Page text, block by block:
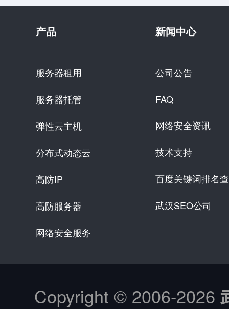
产品
服务器租用
服务器托管
弹性云主机
分布式动态云
高防IP
高防服务器
网络安全服务
新闻中心
公司公告
FAQ
网络安全资讯
技术支持
百度关键词排名
武汉SEO公司
Copyright © 2006-2026